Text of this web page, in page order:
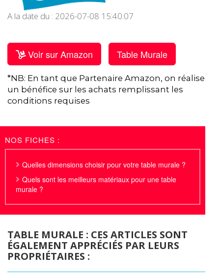
A la date du : 2026-07-08 15:40:07
Voir sur Amazon Table Murale
*NB: En tant que Partenaire Amazon, on réalise
un bénéfice sur les achats remplissant les
conditions requises
NOS FICHES :
Quelles dimensions choisir pour votre table murale ?
Quels sont les meilleurs matériaux pour une table
murale ?
TABLE MURALE : CES ARTICLES SONT
ÉGALEMENT APPRÉCIÉS PAR LEURS
PROPRIÉTAIRES :